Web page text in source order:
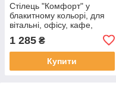
Стілець "Комфорт" у
блакитному кольорі, для
вітальні, офісу, кафе,
кухонний, м'який
1 285 ₴
Купити